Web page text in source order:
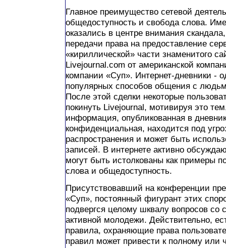
Главное преимущество сетевой
общедоступность и свобода слова.
оказались в центре внимания
передачи права на предоставление
«кириллической» части знаменитого
Livejournal.com от американской
компании «Суп». Интернет-дневники -
популярных способов общения с
После этой сделки некоторые
покинуть Livejournal, мотивируя это
информация, опубликованная в
конфиденциальная, находится под
распространения и может быть
записей. В интернете активно
могут быть истолкованы как примеры
слова и общедоступность.
Присутствовавший на конференции
«Суп», постоянный фигурант этих
подвергся целому шквалу вопросов со
активной молодежи. Действительно,
правила, охраняющие права
правил может привести к полному или